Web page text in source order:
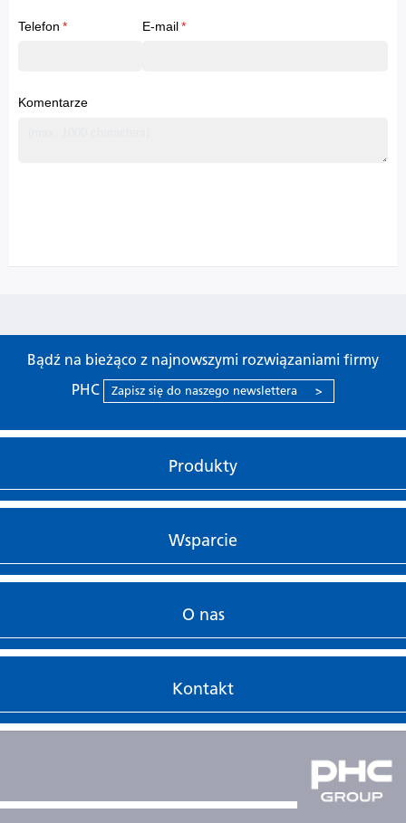
Bądź na bieżąco z najnowszymi rozwiązaniami firmy
PHC
Zapisz się do naszego newslettera >
Produkty
Wsparcie
O nas
Kontakt